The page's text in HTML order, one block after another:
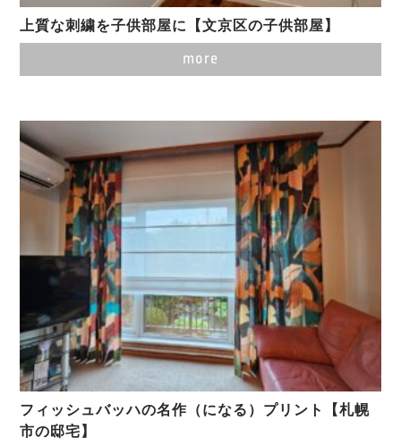
上質な刺繍を子供部屋に【文京区の子供部屋】
more
フィッシュバッハの名作（になる）プリント【札幌
市の邸宅】